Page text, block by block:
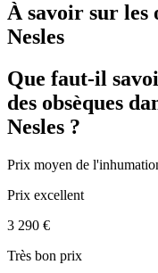
À savoir sur les
Nesles
Que faut-il
des obsèques
Nesles ?
Prix moyen de
Prix excellent
3 290 €
Très bon prix